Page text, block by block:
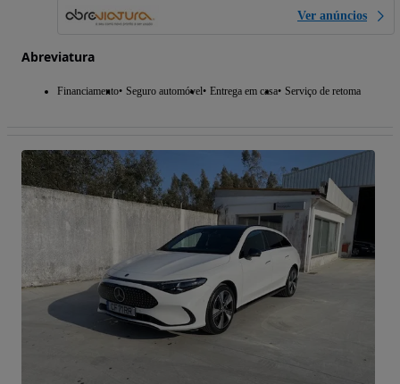
Ver anúncios
Abreviatura
Financiamento Seguro automóvel Entrega em casa Serviço de retoma